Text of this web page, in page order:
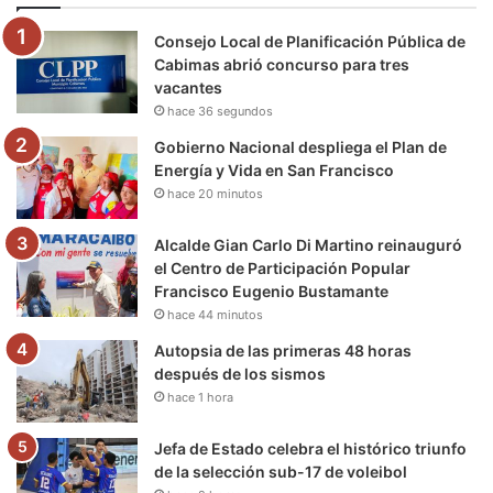
o
o
k
e
r
b
e
g
r
m
r
a
k
Consejo Local de Planificación Pública de
Cabimas abrió concurso para tres
vacantes
hace 36 segundos
Gobierno Nacional despliega el Plan de
Energía y Vida en San Francisco
hace 20 minutos
Alcalde Gian Carlo Di Martino reinauguró
el Centro de Participación Popular
Francisco Eugenio Bustamante
hace 44 minutos
Autopsia de las primeras 48 horas
después de los sismos
hace 1 hora
Jefa de Estado celebra el histórico triunfo
de la selección sub-17 de voleibol